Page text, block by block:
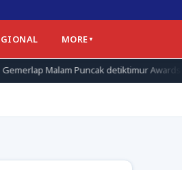
MORE
Puncak detiktimur Awards 2026,